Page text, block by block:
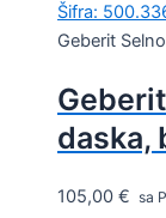
Šifra:
Geberit
daska,
105,00 € sa